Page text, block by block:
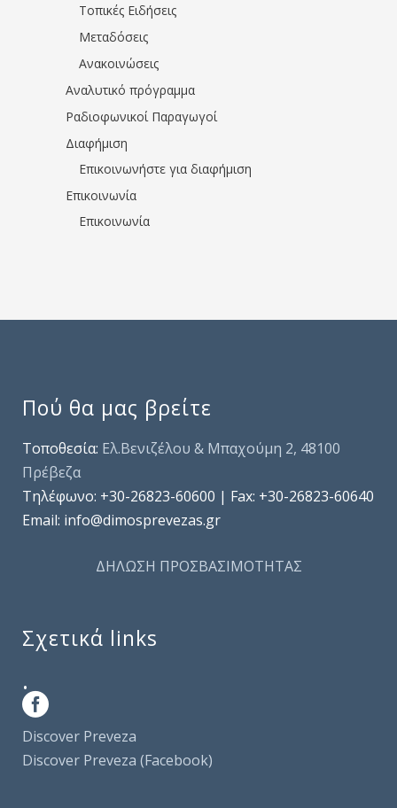
Τοπικές Ειδήσεις
Μεταδόσεις
Ανακοινώσεις
Αναλυτικό πρόγραμμα
Ραδιοφωνικοί Παραγωγοί
Διαφήμιση
Επικοινωνήστε για διαφήμιση
Επικοινωνία
Επικοινωνία
Πού θα μας βρείτε
Τοποθεσία: Ελ.Βενιζέλου & Μπαχούμη 2, 48100
Πρέβεζα
Τηλέφωνo: +30-26823-60600 | Fax: +30-26823-60640
Email: info@dimosprevezas.gr
ΔΗΛΩΣΗ ΠΡΟΣΒΑΣΙΜΟΤΗΤΑΣ
Σχετικά links
.
Discover Preveza
Discover Preveza (Facebook)